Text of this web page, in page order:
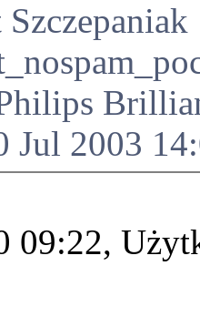
Jul 2003
09:22,